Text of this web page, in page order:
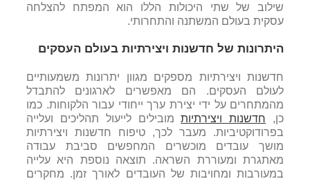
שילוב של שתי היכולות הללו הוא המפתח להצלחה
עסקית בעולם המשתנה והתחרותי.
היתרונות של חדשנות ויצירתיות בעולם העסקים
חדשנות ויצירתיות מספקים מגוון יתרונות משמעותיים
לעולם העסקים. הם מאפשרים לארגונים להתבדל
מהמתחרים על ידי יצירת ערך ייחודי עבור הלקוחות. כמו
כן, חדשנות ויצירתיותמובילים לייעול תהליכים ועלייה
בפרודוקטיביות. מעבר לכך, טיפוח חדשנות ויצירתיות
מושך עובדים מוכשרים המחפשים סביבת עבודה
מאתגרת ומעוררת השראה. תוצאה נוספת היא עלייה
במעורבות ומחויבות של העובדים לאורך זמן. מחקרים